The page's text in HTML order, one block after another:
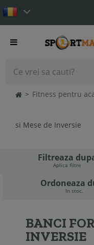
Toggle
> Fitness pentru
si Mese de Inversie
Filtreaza
Aplica filtre
Ordoneaza
In stoc.
BANCI
INVERSIE